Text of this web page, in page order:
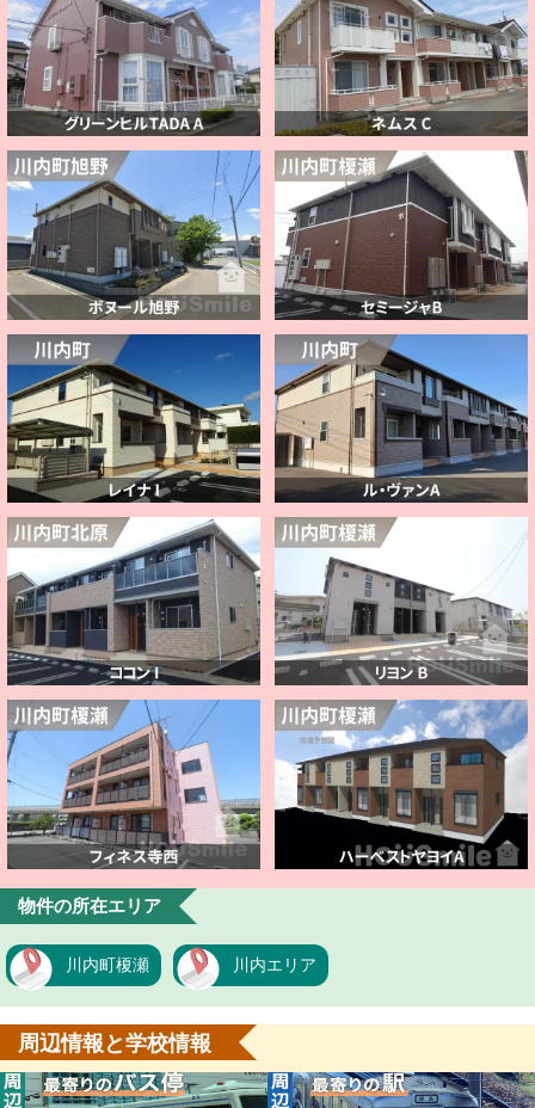
物件の所在エリア
川内町榎瀬 川内エリア
周辺情報と学校情報